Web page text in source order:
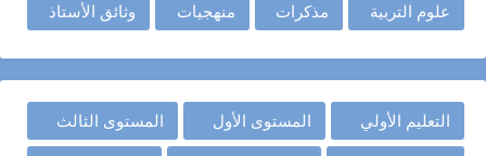
علوم التربية مذكرات منهجيات وثائق الأستاذ
التعليم الأولي المستوى الأول المستوى الثالث